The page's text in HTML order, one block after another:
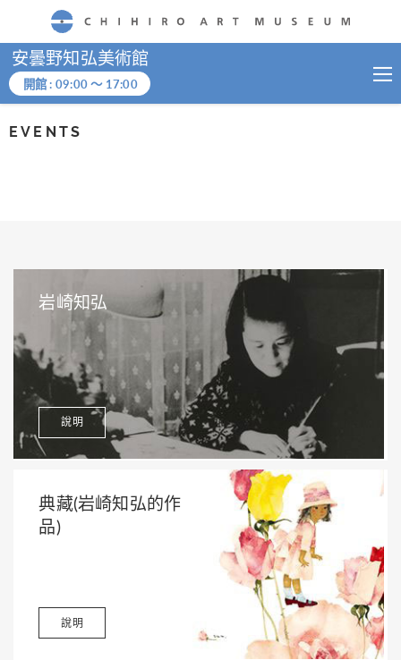
CHIHIRO ART MUSEUM
安曇野知弘美術館
開館 : 09:00～ 17:00
EVENTS
岩崎知弘
說明
典藏(岩崎知弘的作
品)
說明